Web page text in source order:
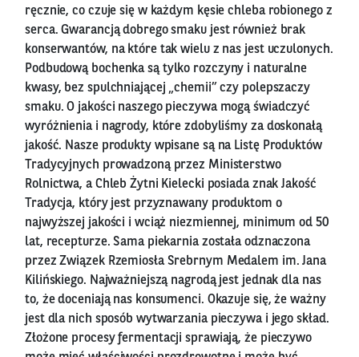
ręcznie, co czuje się w każdym kęsie chleba robionego z
serca. Gwarancją dobrego smaku jest również brak
konserwantów, na które tak wielu z nas jest uczulonych.
Podbudową bochenka są tylko rozczyny i naturalne
kwasy, bez spulchniającej „chemii” czy polepszaczy
smaku. O jakości naszego pieczywa mogą świadczyć
wyróżnienia i nagrody, które zdobyliśmy za doskonałą
jakość. Nasze produkty wpisane są na Listę Produktów
Tradycyjnych prowadzoną przez Ministerstwo
Rolnictwa, a Chleb Żytni Kielecki posiada znak Jakość
Tradycja, który jest przyznawany produktom o
najwyższej jakości i wciąż niezmiennej, minimum od 50
lat, recepturze. Sama piekarnia została odznaczona
przez Związek Rzemiosła Srebrnym Medalem im. Jana
Kilińskiego. Najważniejszą nagrodą jest jednak dla nas
to, że doceniają nas konsumenci. Okazuje się, że ważny
jest dla nich sposób wytwarzania pieczywa i jego skład.
Złożone procesy fermentacji sprawiają, że pieczywo